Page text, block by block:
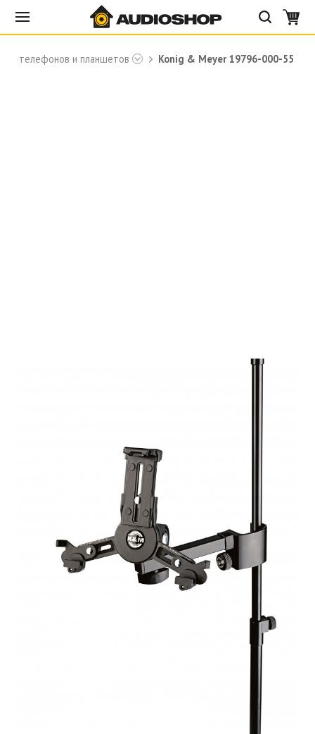
телефонов и планшетов Konig & Meyer 19796-000-55